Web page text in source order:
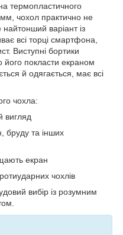
термопластичного
мм, чохол практично не
варіант із
всі торці смартфона,
Виступні бортики
покласти екраном
й одягається, має всі
чохла:
вигляд
бруду та інших
екран
чохлів
вибір із розумним